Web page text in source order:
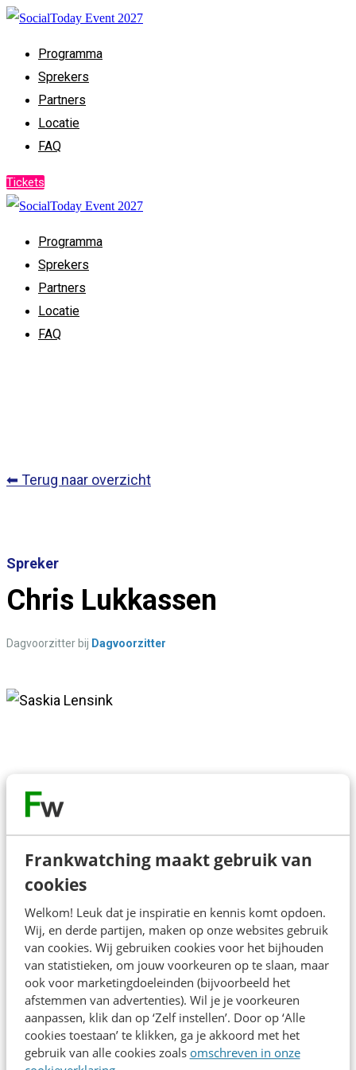
Frankwatching maakt gebruik van
cookies
Welkom! Leuk dat je inspiratie en kennis komt opdoen.
Wij, en derde partijen, maken op onze websites gebruik
van cookies. Wij gebruiken cookies voor het bijhouden
van statistieken, om jouw voorkeuren op te slaan, maar
ook voor marketingdoeleinden (bijvoorbeeld het
afstemmen van advertenties). Wil je je voorkeuren
aanpassen, klik dan op ‘Zelf instellen’. Door op ‘Alle
cookies toestaan’ te klikken, ga je akkoord met het
gebruik van alle cookies zoals omschreven in onze
Programma
Sprekers
Partners
Locatie
FAQ
Tickets
Programma
Sprekers
Partners
Locatie
FAQ
⬅ Terug naar overzicht
Spreker
Chris Lukkassen
Dagvoorzitter bij Dagvoorzitter
Over de spreker
Chris heeft een frisse blik op het vak van social media
marketing & communicatie. Ze is enthousiast,
sprankelend, een tikkeltje brutaal en stelt de juiste
vragen. Maar bovenal staat verbinding bij haar op
nummer 1.
Direct inschrijven
Contact opnemen? We helpen je graag!